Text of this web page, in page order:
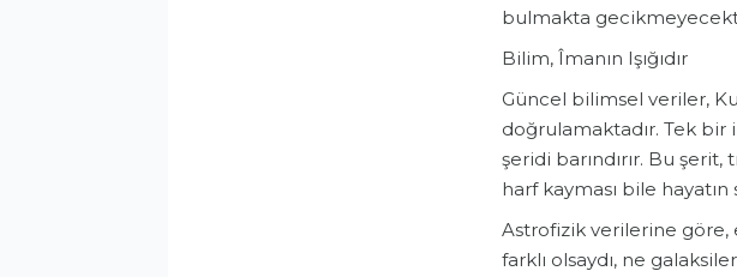
bulmakta
​Bilim, Îmanın Işığıdır
​Güncel bilimsel veriler,
doğrulamaktadır. Tek
şeridi barındırır. Bu
harf kayması bile
​Astrofizik verilerine göre,
farklı olsaydı, ne